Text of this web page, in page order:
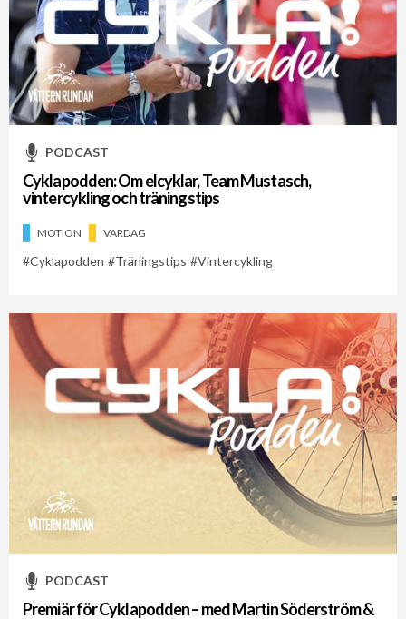
PODCAST
Cyklapodden: Om elcyklar, Team Mustasch,
vintercykling och träningstips
MOTION VARDAG
Cyklapodden Träningstips Vintercykling
PODCAST
Premiär för Cyklapodden – med Martin Söderström &